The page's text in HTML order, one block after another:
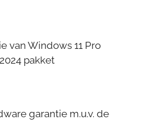
van Windows 11 Pro
pakket
garantie m.u.v. de